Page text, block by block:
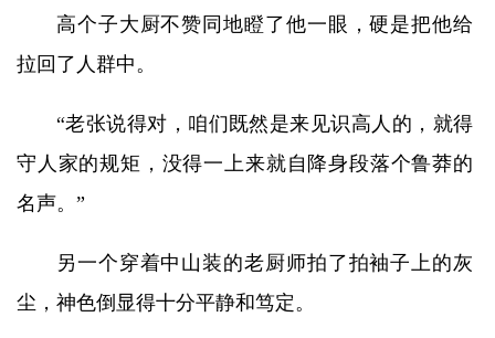
高个子大厨不赞同地瞪了他一眼，硬是把他给
拉回了人群中。
“老张说得对，咱们既然是来见识高人的，就得
守人家的规矩，没得一上来就自降身段落个鲁莽的
名声。”
另一个穿着中山装的老厨师拍了拍袖子上的灰
尘，神色倒显得十分平静和笃定。